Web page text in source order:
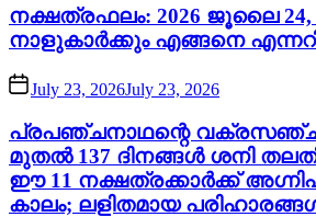
നക്ഷത്രഫലം: 2026 ജൂലൈ
നാളുകാർക്കും എങ്ങനെ
July 23, 2026July 23, 2026
പ്രപഞ്ചനാഥന്റെ
മുതൽ 137 ദിനങ്ങൾ ശനി
ഈ 11 നക്ഷത്രക്കാർക്ക്
കാലം; ലളിതമായ